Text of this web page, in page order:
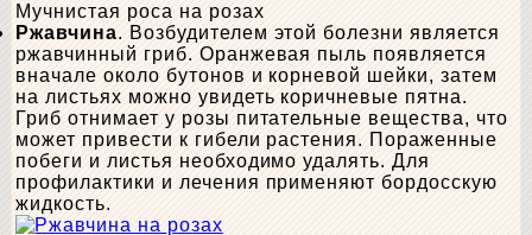
Мучнистая роса на розах
Ржавчина. Возбудителем этой болезни является
ржавчинный гриб. Оранжевая пыль появляется
вначале около бутонов и корневой шейки, затем
на листьях можно увидеть коричневые пятна.
Гриб отнимает у розы питательные вещества, что
может привести к гибели растения. Пораженные
побеги и листья необходимо удалять. Для
профилактики и лечения применяют бордосскую
жидкость.